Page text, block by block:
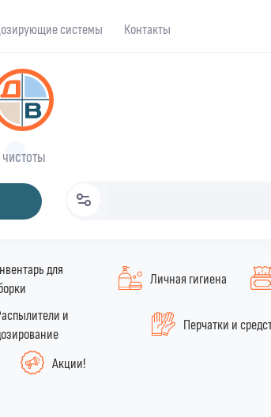
системы Контакты
для
Личная гигиена
и
Перчатки и
Акции!